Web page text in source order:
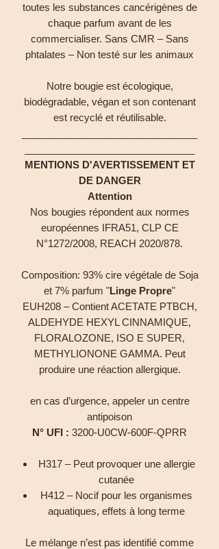
toutes les substances cancérigènes de
chaque parfum avant de les
commercialiser. Sans CMR – Sans
phtalates – Non testé sur les animaux
Notre bougie est écologique,
biodégradable, végan et son contenant
est recyclé et réutilisable.
MENTIONS D'AVERTISSEMENT ET
DE DANGER
Attention
Nos bougies répondent aux normes
européennes IFRA51, CLP CE
N°1272/2008, REACH 2020/878.
Composition: 93% cire végétale de Soja
et 7% parfum "Linge Propre"
EUH208 – Contient ACETATE PTBCH,
ALDEHYDE HEXYL CINNAMIQUE,
FLORALOZONE, ISO E SUPER,
METHYLIONONE GAMMA. Peut
produire une réaction allergique.
en cas d’urgence, appeler un centre
antipoison
N° UFI : 3200-U0CW-600F-QPRR
H317 – Peut provoquer une allergie
cutanée
H412 – Nocif pour les organismes
aquatiques, effets à long terme
Le mélange n’est pas identifié comme